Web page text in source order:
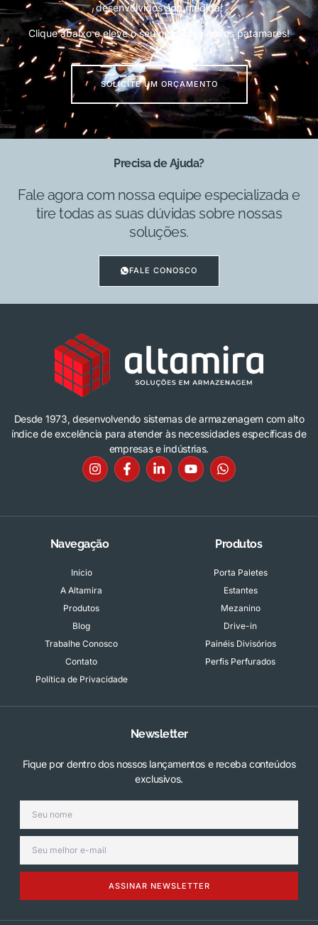
desenvolvidos sob medida!
Clique abaixo e eleve o seu negócio a novos patamares!
SOLICITE UM ORÇAMENTO
Precisa de Ajuda?
Fale agora com nossa equipe especializada e
tire todas as suas dúvidas sobre nossas
soluções.
FALE CONOSCO
Desde 1973, desenvolvendo sistemas de armazenagem com alto
índice de excelência para atender às necessidades específicas de
empresas e indústrias.
Navegação
Início
A Altamira
Produtos
Blog
Trabalhe Conosco
Contato
Política de Privacidade
Produtos
Porta Paletes
Estantes
Mezanino
Drive-in
Painéis Divisórios
Perfis Perfurados
Newsletter
Fique por dentro dos nossos lançamentos e receba conteúdos
exclusivos.
ASSINAR NEWSLETTER